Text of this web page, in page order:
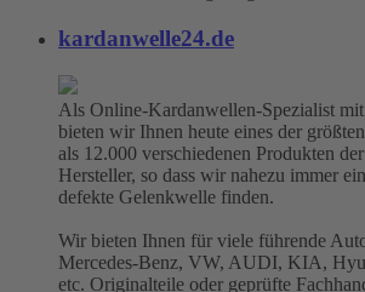
kardanwelle24.de
Als Online-Kardanwellen-Spezialist
bieten wir Ihnen heute eines der
als 12.000 verschiedenen Produkten
Hersteller, so dass wir nahezu immer
defekte Gelenkwelle finden.
Wir bieten Ihnen für viele führende
Mercedes-Benz, VW, AUDI, KIA,
etc. Originalteile oder geprüfte